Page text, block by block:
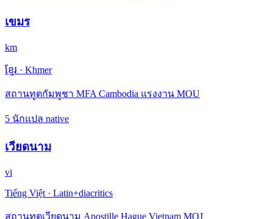
เขมร
km
ខ្មែរ · Khmer
สถานทูตกัมพูชา MFA Cambodia แรงงาน MOU
5 นักแปล native
เวียดนาม
vi
Tiếng Việt · Latin+diacritics
สถานทูตเวียดนาม Apostille Hague Vietnam MOJ